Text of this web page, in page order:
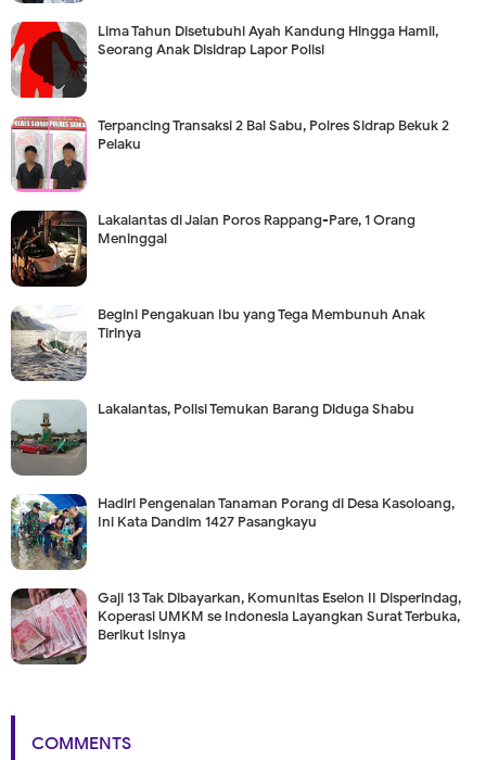
Lima Tahun Disetubuhi Ayah Kandung Hingga Hamil,
Seorang Anak Disidrap Lapor Polisi
Terpancing Transaksi 2 Bal Sabu, Polres Sidrap Bekuk 2
Pelaku
Lakalantas di Jalan Poros Rappang-Pare, 1 Orang
Meninggal
Begini Pengakuan Ibu yang Tega Membunuh Anak
Tirinya
Lakalantas, Polisi Temukan Barang Diduga Shabu
Hadiri Pengenalan Tanaman Porang di Desa Kasoloang,
Ini Kata Dandim 1427 Pasangkayu
Gaji 13 Tak Dibayarkan, Komunitas Eselon II Disperindag,
Koperasi UMKM se Indonesia Layangkan Surat Terbuka,
Berikut Isinya
COMMENTS